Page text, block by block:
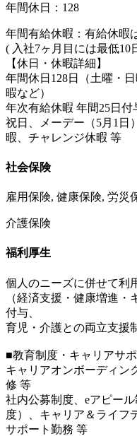
年間休日：128
年間有給休暇：有給休暇
( 入社7ヶ月目には最低10
【休日・休暇詳細】
年間休日128日（土曜・
暇など）
年次有給休暇 年間25日付
祝日、メーデー（5月1日
暇、チャレンジ休暇 等
社会保険
雇用保険, 健康保険, 労災
介護保険
福利厚生
個人のニーズに併せて利
（経済支援・健康増進・
付与、
育児・介護との両立支
■教育制度・キャリアサポ
キャリアオンボーディン
修 等
社内公募制度、eアピー
度）、キャリア＆ライフ
サポート勤務 等